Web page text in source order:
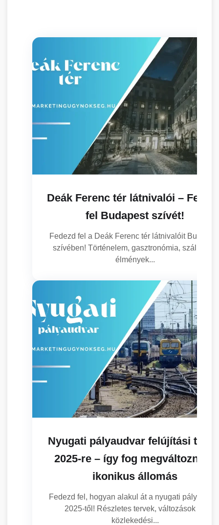
Deák Ferenc tér látnivalói –
fel Budapest szívét!
Fedezd fel a Deák Ferenc tér látnivalóit
szívében! Történelem, gasztronómia, szállás és
élmények...
Nyugati pályaudvar felújítási
2025-re – így fog megváltozni az
ikonikus állomás
Fedezd fel, hogyan alakul át a nyugati
2025-től! Részletes tervek, változások és
közlekedési...